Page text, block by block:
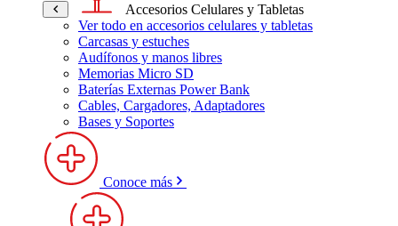
Accesorios Celulares y Tabletas
Ver todo en accesorios celulares y tabletas
Carcasas y estuches
Audífonos y manos libres
Memorias Micro SD
Baterías Externas Power Bank
Cables, Cargadores, Adaptadores
Bases y Soportes
Conoce más